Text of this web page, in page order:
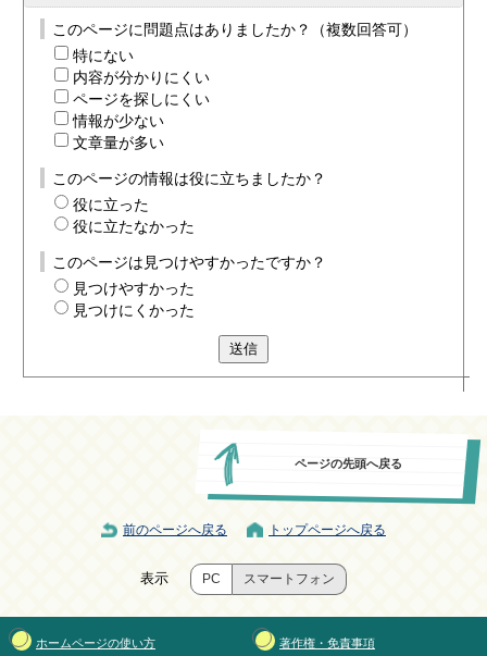
このページに問題点はありましたか？（複数回答可）
特にない
内容が分かりにくい
ページを探しにくい
情報が少ない
文章量が多い
このページの情報は役に立ちましたか？
役に立った
役に立たなかった
このページは見つけやすかったですか？
見つけやすかった
見つけにくかった
送信
ページの先頭へ戻る
前のページへ戻る トップページへ戻る
表示 PC スマートフォン
ホームページの使い方 著作権・免責事項